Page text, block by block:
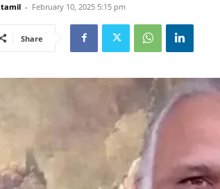
tamil - February 10, 2025 5:15 pm
Share